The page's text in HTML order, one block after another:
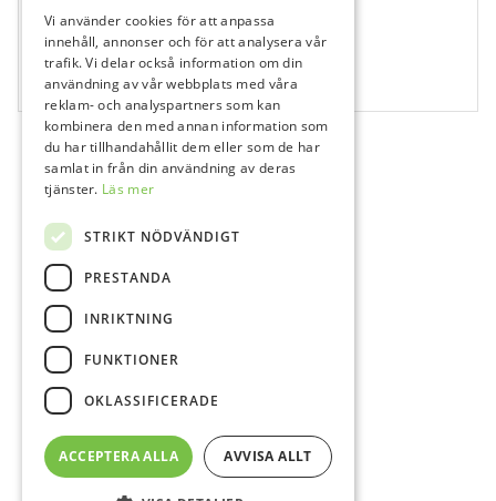
460179
ZD850 016, FG
5 st
Vi använder cookies för att anpassa
innehåll, annonser och för att analysera vår
trafik. Vi delar också information om din
användning av vår webbplats med våra
reklam- och analyspartners som kan
kombinera den med annan information som
du har tillhandahållit dem eller som de har
samlat in från din användning av deras
tjänster. Läs mer
STRIKT NÖDVÄNDIGT
PRESTANDA
INRIKTNING
FUNKTIONER
OKLASSIFICERADE
ACCEPTERA ALLA AVVISA ALLT